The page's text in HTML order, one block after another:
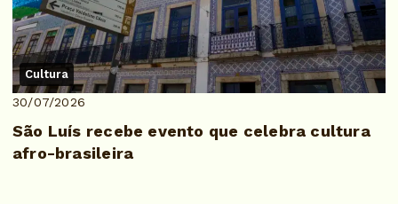
Cultura
30/07/2026
São Luís recebe evento que celebra cultura
afro-brasileira